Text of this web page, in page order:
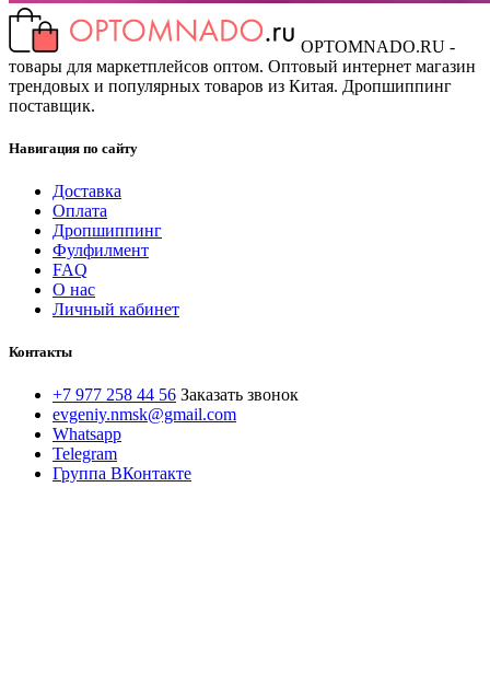
OPTOMNADO.RU -
товары для маркетплейсов оптом. Оптовый интернет магазин
трендовых и популярных товаров из Китая. Дропшиппинг
поставщик.
Навигация по сайту
Доставка
Оплата
Дропшиппинг
Фулфилмент
FAQ
О нас
Личный кабинет
Контакты
+7 977 258 44 56 Заказать звонок
evgeniy.nmsk@gmail.com
Whatsapp
Telegram
Группа ВКонтакте